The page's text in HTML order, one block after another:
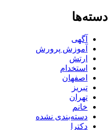
دسته‌ها
آگهی
آموزش پرورش
ارتش
استخدام
اصفهان
تبریز
تهران
خانم
دسته‌بندی نشده
دکترا